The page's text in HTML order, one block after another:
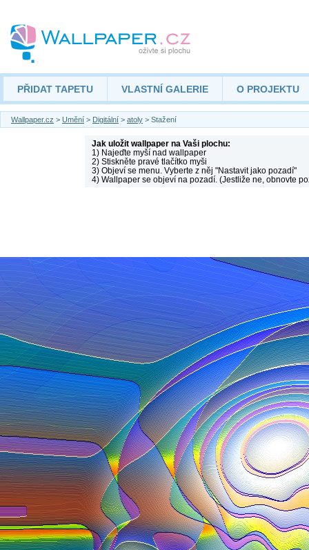
PŘIDAT TAPETU VLASTNÍ GALERIE O PROJEKTU
Wallpaper.cz > Umění > Digitální > atoly > Stažení
Jak uložit wallpaper na Vaši plochu:
1) Najeďte myší nad wallpaper
2) Stiskněte pravé tlačítko myši
3) Objeví se menu. Vyberte z něj "Nastavit jako pozadí"
4) Wallpaper se objeví na pozadí. (Jestliže ne, obnovte